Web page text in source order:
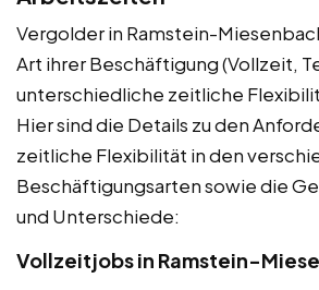
Vergolder in Ramstein-
Art ihrer Beschäftigung (Vollzeit,
unterschiedliche zeitliche
Hier sind die Details zu den
zeitliche Flexibilität in den
Beschäftigungsarten sowie die
und Unterschiede:
Vollzeitjobs in Ramstein-